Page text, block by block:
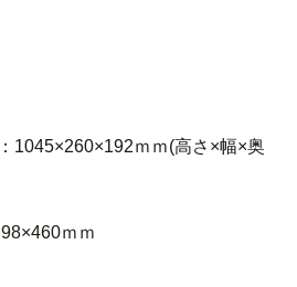
1045×260×192ｍｍ(高さ×幅×奥
ｍｍ